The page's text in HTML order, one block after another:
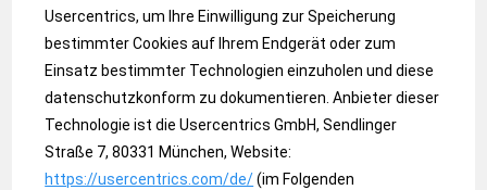
Usercentrics, um Ihre Einwilligung zur Speicherung
bestimmter Cookies auf Ihrem Endgerät oder zum
Einsatz bestimmter Technologien einzuholen und diese
datenschutzkonform zu dokumentieren. Anbieter dieser
Technologie ist die Usercentrics GmbH, Sendlinger
Straße 7, 80331 München, Website:
https://usercentrics.com/de/(im Folgenden